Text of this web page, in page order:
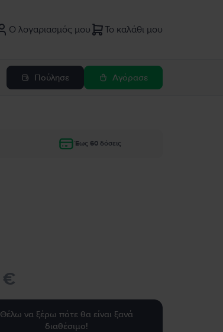
Ο λογαριασμός μου Το καλάθι μου
Πούλησε Αγόρασε
Έως 60 δόσεις
€
Θέλω να ξέρω πότε θα είναι ξανά
διαθέσιμο!